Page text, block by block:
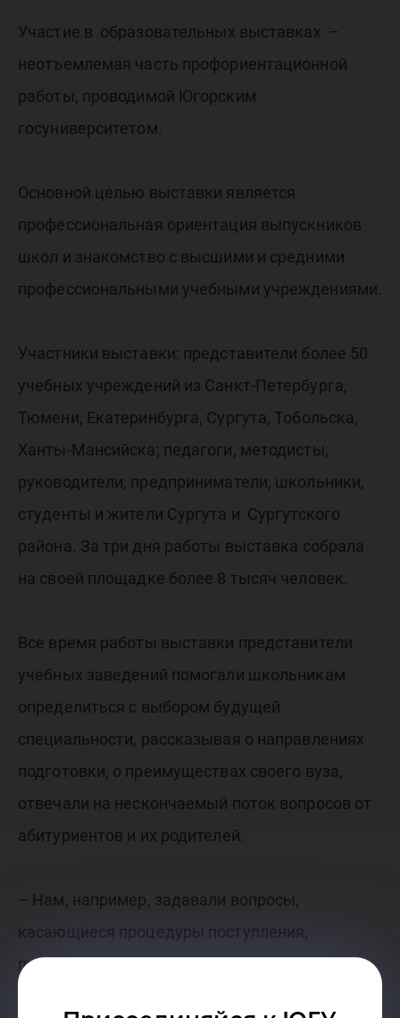
Участие в образовательных выставках –
неотъемлемая часть профориентационной
работы, проводимой Югорским
госуниверситетом.
Основной целью выставки является
профессиональная ориентация выпускников
школ и знакомство с высшими и средними
профессиональными учебными учреждениями.
Участники выставки: представители более 50
учебных учреждений из Санкт-Петербурга,
Тюмени, Екатеринбурга, Сургута, Тобольска,
Ханты-Мансийска; педагоги, методисты,
руководители, предприниматели, школьники,
студенты и жители Сургута и Сургутского
района. За три дня работы выставка собрала
на своей площадке более 8 тысяч человек.
Все время работы выставки представители
учебных заведений помогали школьникам
определиться с выбором будущей
специальности, рассказывая о направлениях
подготовки, о преимуществах своего вуза,
отвечали на нескончаемый поток вопросов от
абитуриентов и их родителей.
– Нам, например, задавали вопросы,
касающиеся процедуры поступления,
проходного балла, количества бюджетных